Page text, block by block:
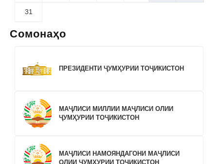
31
Сомонаҳо
ПРЕЗИДЕНТИ ҶУМҲУРИИ ТОҶИКИСТОН
МАҶЛИСИ МИЛЛИИ МАҶЛИСИ ОЛИИ
ҶУМҲУРИИ ТОҶИКИСТОН
МАҶЛИСИ НАМОЯНДАГОНИ МАҶЛИСИ
ОЛИИ ҶУМҲУРИИ ТОҶИКИСТОН